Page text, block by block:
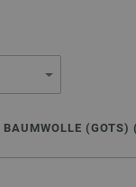
(GOTS) (